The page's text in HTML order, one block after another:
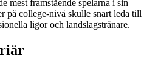
mest framstående spelarna i sin
på college-nivå skulle snart leda till
ligor och landslagstränare.